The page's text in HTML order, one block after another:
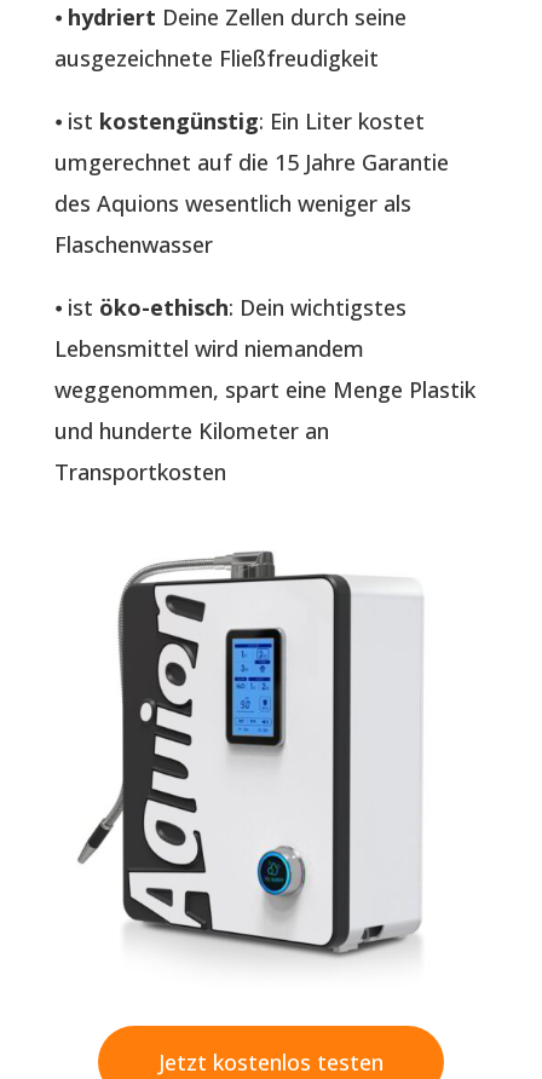
⦁ hydriert Deine Zellen durch seine
ausgezeichnete Fließfreudigkeit
⦁ ist kostengünstig: Ein Liter kostet
umgerechnet auf die 15 Jahre Garantie
des Aquions wesentlich weniger als
Flaschenwasser
⦁ ist öko-ethisch: Dein wichtigstes
Lebensmittel wird niemandem
weggenommen, spart eine Menge Plastik
und hunderte Kilometer an
Transportkosten
Jetzt kostenlos testen